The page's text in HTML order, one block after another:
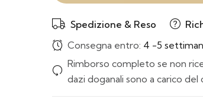
Spedizione & Reso
Consegna entro: 4 -5
Rimborso completo se non
dazi doganali sono a carico del